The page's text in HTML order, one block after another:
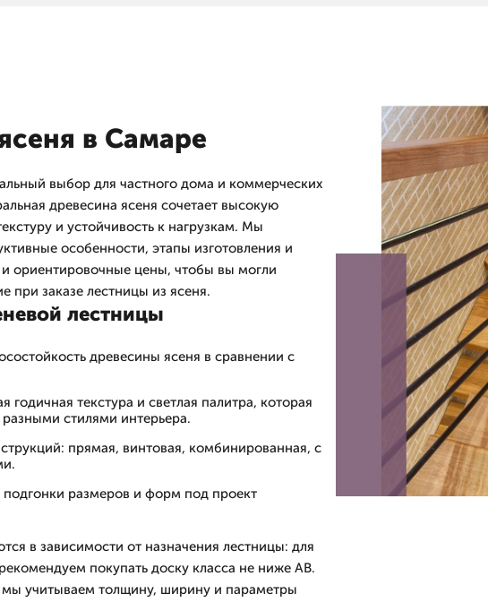
в Самаре
выбор для частного дома и коммерческих
древесина ясеня сочетает высокую
и устойчивость к нагрузкам. Мы
особенности, этапы изготовления и
ориентировочные цены, чтобы вы могли
при заказе лестницы из ясеня.
лестницы
древесины ясеня в сравнении с
годичная текстура и светлая палитра, которая
стилями интерьера.
прямая, винтовая, комбинированная, с
размеров и форм под проект
в зависимости от назначения лестницы: для
покупать доску класса не ниже АВ.
мы учитываем толщину, ширину и параметры